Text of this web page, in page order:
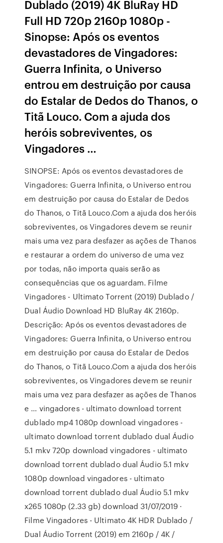
Dublado (2019) 4K BluRay HD
Full HD 720p 2160p 1080p -
Sinopse: Após os eventos
devastadores de Vingadores:
Guerra Infinita, o Universo
entrou em destruição por causa
do Estalar de Dedos do Thanos, o
Titã Louco. Com a ajuda dos
heróis sobreviventes, os
Vingadores …
SINOPSE: Após os eventos devastadores de
Vingadores: Guerra Infinita, o Universo entrou
em destruição por causa do Estalar de Dedos
do Thanos, o Titã Louco.Com a ajuda dos heróis
sobreviventes, os Vingadores devem se reunir
mais uma vez para desfazer as ações de Thanos
e restaurar a ordem do universo de uma vez
por todas, não importa quais serão as
consequências que os aguardam. Filme
Vingadores - Ultimato Torrent (2019) Dublado /
Dual Áudio Download HD BluRay 4K 2160p.
Descrição: Após os eventos devastadores de
Vingadores: Guerra Infinita, o Universo entrou
em destruição por causa do Estalar de Dedos
do Thanos, o Titã Louco.Com a ajuda dos heróis
sobreviventes, os Vingadores devem se reunir
mais uma vez para desfazer as ações de Thanos
e … vingadores - ultimato download torrent
dublado mp4 1080p download vingadores -
ultimato download torrent dublado dual Áudio
5.1 mkv 720p download vingadores - ultimato
download torrent dublado dual Áudio 5.1 mkv
1080p download vingadores - ultimato
download torrent dublado dual Áudio 5.1 mkv
x265 1080p (2.33 gb) download 31/07/2019 ·
Filme Vingadores - Ultimato 4K HDR Dublado /
Dual Áudio Torrent (2019) em 2160p / 4K /